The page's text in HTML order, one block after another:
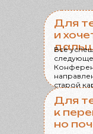
Для
и
Всё
старой
Для
к
но